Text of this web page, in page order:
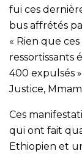
fui ces
bus affrétés
« Rien que
ressortissants
400 expulsés
Justice,
Ces
qui ont fait
Ethiopien et